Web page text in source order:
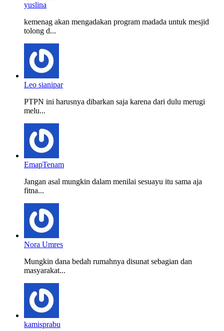
yuslina
kemenag akan mengadakan program madada untuk mesjid
tolong d...
Leo sianipar
PTPN ini harusnya dibarkan saja karena dari dulu merugi
melu...
EmapTenam
Jangan asal mungkin dalam menilai sesuayu itu sama aja
fitna...
Nora Umres
Mungkin dana bedah rumahnya disunat sebagian dan
masyarakat...
kamisprabu